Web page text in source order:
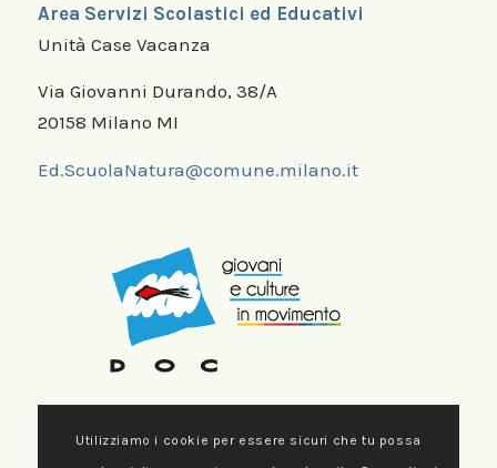
Area Servizi Scolastici ed Educativi
Unità Case Vacanza
Via Giovanni Durando, 38/A
20158 Milano MI
Ed.ScuolaNatura@comune.milano.it
Utilizziamo i cookie per essere sicuri che tu possa